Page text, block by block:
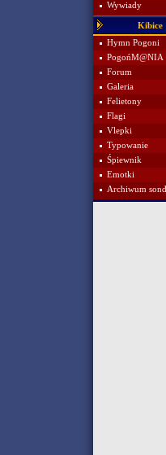
Wywiady
Kibice
Hymn Pogoni
PogońM@NIA
Forum
Galeria
Felietony
Flagi
Vlepki
Typowanie
Śpiewnik
Emotki
Archiwum sond